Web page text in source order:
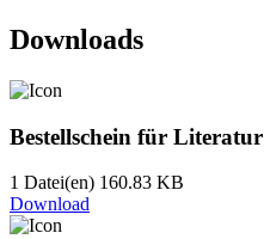
Downloads
Bestellschein für Literatur
1 Datei(en) 160.83 KB
Download